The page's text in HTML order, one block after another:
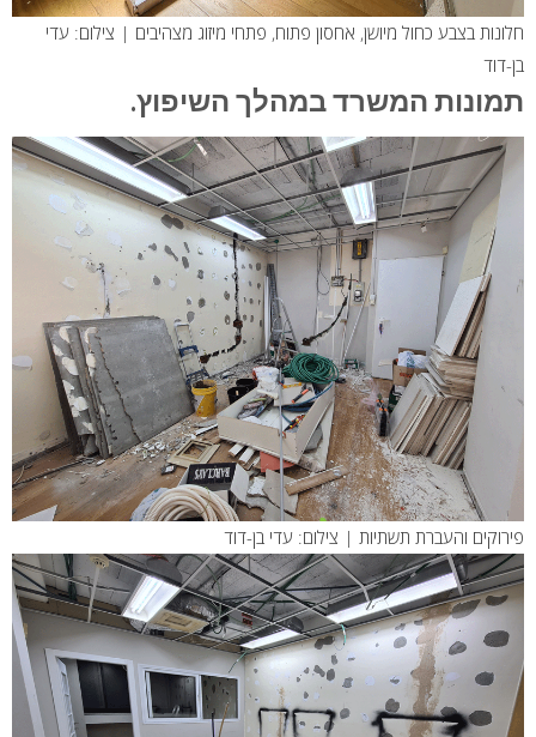
חלונות בצבע כחול מיושן, אחסון פתוח, פתחי מיזוג מצהיבים | צילום: עדי
בן-דוד
תמונות המשרד במהלך השיפוץ.
פירוקים והעברת תשתיות | צילום: עדי בן-דוד